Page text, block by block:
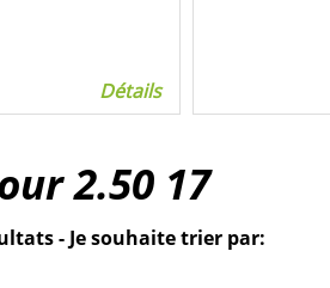
Détails
2.50 17
- Je souhaite trier par: